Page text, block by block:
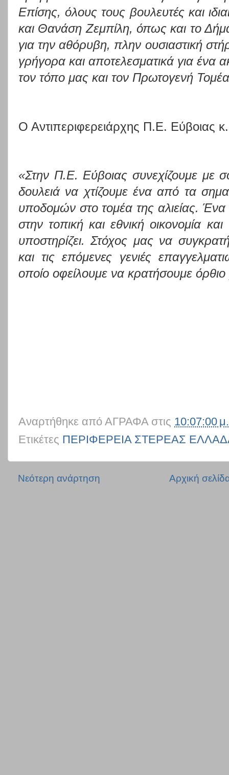
Επίσης, όλους τους βουλευτές και
και Θανάση Ζεμπίλη, όπως και το
για την αθόρυβη, πλην ουσιαστική
γρήγορα και αποτελεσματικά για ένα
τον τόπο μας και τον Πρωτογενή
Ο Αντιπεριφερειάρχης Π.Ε. Εύβοιας
«Στην Π.Ε. Εύβοιας συνεχίζουμε με
δουλειά να χτίζουμε ένα από τα
υποδομών στο τομέα της αλιείας.
στην τοπική και εθνική οικονομία και
υποστηρίζει. Στόχος μας να
και τις επόμενες γενιές
οποίο οφείλουμε να κρατήσουμε όρθιο
Αναρτήθηκε από ΑΓΡΑΦΑ στις 10:07:00
Ετικέτες ΠΕΡΙΦΕΡΕΙΑ ΣΤΕΡΕΑΣ
Νεότερη ανάρτηση Αρχική